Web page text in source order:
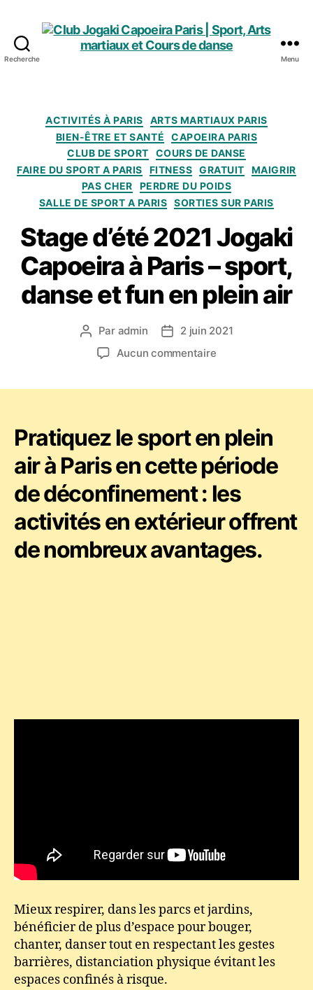
Recherche
Paris
|
Sport,
Arts
martiaux
et
Cours
de
danse
Menu
Catégories
ACTIVITÉS À PARIS
ARTS MARTIAUX PARIS
BIEN-ÊTRE ET SANTÉ
CAPOEIRA PARIS
CLUB DE SPORT
COURS DE DANSE
FAIRE DU SPORT A PARIS
FITNESS GRATUIT
MAIGRIR
PAS CHER
PERDRE DU POIDS
SALLE DE SPORT A PARIS
SORTIES SUR PARIS
Stage d’été 2021 Jogaki
Capoeira à Paris – sport,
danse et fun en plein air
Auteur
de
l’article
Par admin
Date2 juin 2021
Aucun commentairesur
Capoeira
à
Paris
–
sport,
danse
et
en
Pratiquez le sport en plein
air à Paris en cette période
de déconfinement : les
activités en extérieur offrent
de nombreux avantages.
Mieux respirer, dans les parcs et jardins,
bénéficier de plus d’espace pour bouger,
chanter, danser tout en respectant les gestes
barrières, distanciation physique évitant les
espaces confinés à risque.